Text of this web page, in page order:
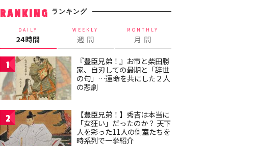
RANKING ランキング
DAILY
24時間
WEEKLY
週 間
MONTHLY
月 間
1
『豊臣兄弟！』お市と柴田勝
家、自刃しての最期と「辞世
の句」…運命を共にした２人
の悲劇
2
【豊臣兄弟！】秀吉は本当に
「女狂い」だったのか？ 天下
人を彩った11人の側室たちを
時系列で一挙紹介